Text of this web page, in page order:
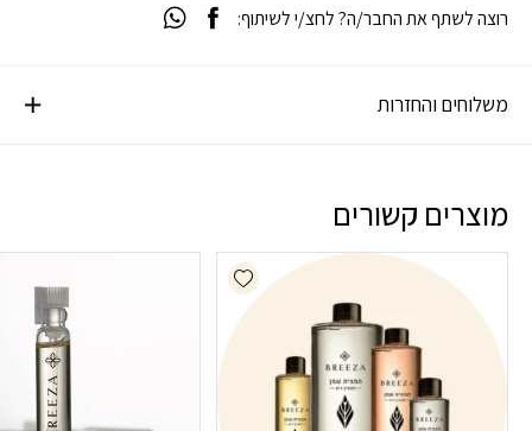
משלוחים והחזרות
רוצה לשתף את החבר/ה? לחצ/י לשיתוף:
מוצרים קשורים
Add wishlist